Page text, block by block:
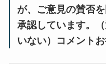
が、ご意見の賛否
承認しています。
いない）コメント